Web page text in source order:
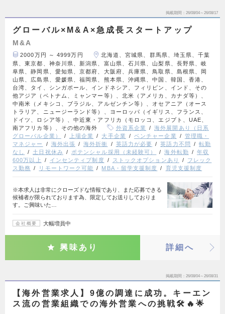
掲載期間 26/08/04～26/08/17
グローバル×M&A×急成長スタートアップ
M&A
2000万円 ～ 4999万円
北海道、宮城県、群馬県、埼玉県、千葉
県、東京都、神奈川県、新潟県、富山県、石川県、山梨県、長野県、岐
阜県、静岡県、愛知県、京都府、大阪府、兵庫県、鳥取県、島根県、岡
山県、広島県、愛媛県、福岡県、熊本県、沖縄県、中国、韓国、香港、
台湾、タイ、シンガポール、インドネシア、フィリピン、インド、その
他アジア（ベトナム、ミャンマー等）、北米（アメリカ、カナダ等）、
中南米（メキシコ、ブラジル、アルゼンチン等）、オセアニア（オース
トラリア、ニュージーランド等）、ヨーロッパ（イギリス、フランス、
ドイツ、ロシア等）、中近東・アフリカ（モロッコ、エジプト、UAE、
南アフリカ等）、その他の海外
外資系企業
海外展開あり（日系
グローバル企業）
上場企業 大手企業 ベンチャー企業
管理職・
マネジャー
海外出張 海外折衝 英語力が必要 英語力不問
転勤
なし
土日祝休み ポテンシャル採用（未経験可） 海外転勤
年収
600万以上
インセンティブ制度 ストックオプションあり
フレック
ス勤務
リモートワーク可能 MBA・留学支援制度 育児支援制度
※本求人は非常にクローズドな情報であり、また応募できる
候補者が限られております為、限定してお送りしておりま
す。ご興味いた…
会社概要 大幅増員中
興味あり 詳細へ
掲載期間 26/08/04～26/08/31
【海外営業求人】9億の調達に成功。キーエン
ス流の営業組織での海外営業への挑戦🛠️🔥🌟